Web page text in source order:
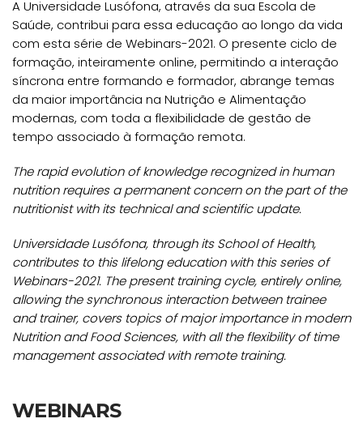
A Universidade Lusófona, através da sua Escola de
Saúde, contribui para essa educação ao longo da vida
com esta série de Webinars-2021. O presente ciclo de
formação, inteiramente online, permitindo a interação
síncrona entre formando e formador, abrange temas
da maior importância na Nutrição e Alimentação
modernas, com toda a flexibilidade de gestão de
tempo associado à formação remota.
The rapid evolution of knowledge recognized in human
nutrition requires a permanent concern on the part of the
nutritionist with its technical and scientific update.
Universidade Lusófona, through its School of Health,
contributes to this lifelong education with this series of
Webinars-2021. The present training cycle, entirely online,
allowing the synchronous interaction between trainee
and trainer, covers topics of major importance in modern
Nutrition and Food Sciences, with all the flexibility of time
management associated with remote training.
WEBINARS